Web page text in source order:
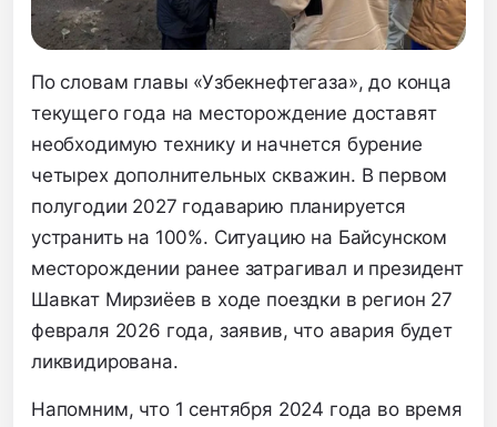
По словам главы «Узбекнефтегаза», до конца
текущего года на месторождение доставят
необходимую технику и начнется бурение
четырех дополнительных скважин. В первом
полугодии 2027 годаварию планируется
устранить на 100%. Ситуацию на Байсунском
месторождении ранее затрагивал и президент
Шавкат Мирзиёев в ходе поездки в регион 27
февраля 2026 года, заявив, что авария будет
ликвидирована.
Напомним, что 1 сентября 2024 года во время